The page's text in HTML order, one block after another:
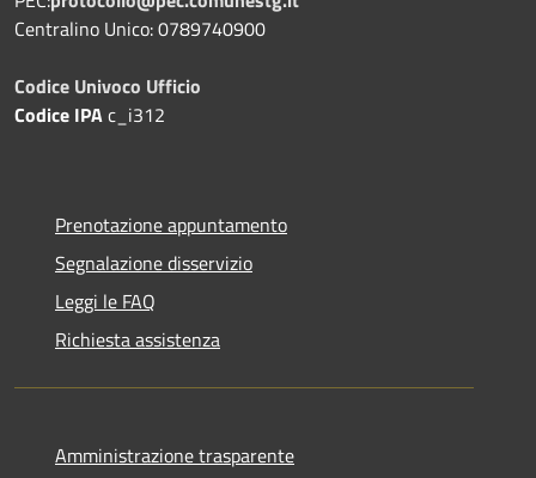
Centralino Unico: 0789740900
Codice Univoco Ufficio
Codice IPAc_i312
Prenotazione appuntamento
Segnalazione disservizio
Leggi le FAQ
Richiesta assistenza
Amministrazione trasparente